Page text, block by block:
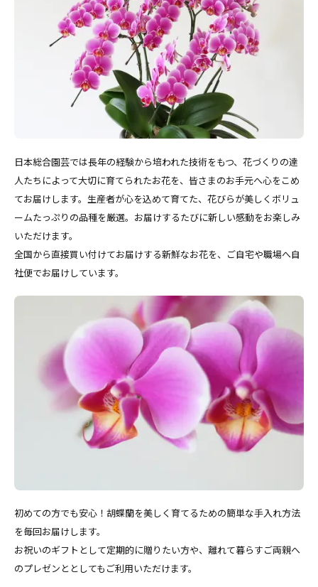
日本総合園芸では長年の経験から培われた技術をもつ、花づくりの達
人たちによって大切に育てられたお花を、皆さまのお手元へ心をこめ
てお届けします。生産者が心を込めて育てた、花びらが美しくボリュ
ームたっぷりの品種を厳選。お届けするたびに新しい感動をお楽しみ
いただけます。
全国から直接買い付けてお届けする新鮮なお花を、ご自宅や職場へ自
社便でお届けしています。
初めての方でも安心！胡蝶蘭を美しく育てるための簡単な手入れ方法
を毎回お届けします。
お祝いのギフトとして定期的に贈りたい方や、離れて暮らすご両親へ
のプレゼンととしてもご利用いただけます。